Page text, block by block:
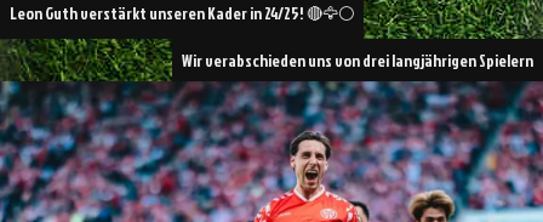
Leon Guth verstärkt unseren Kader in 24/25! 🔴🦅⚪️
Wir verabschieden uns von drei langjährigen Spielern